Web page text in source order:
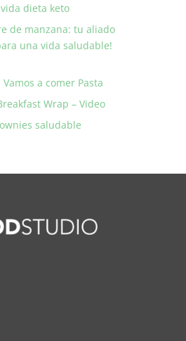
dieta keto
de manzana: tu aliado
una vida saludable!
Vamos a comer Pasta
Wrap – Video
saludable